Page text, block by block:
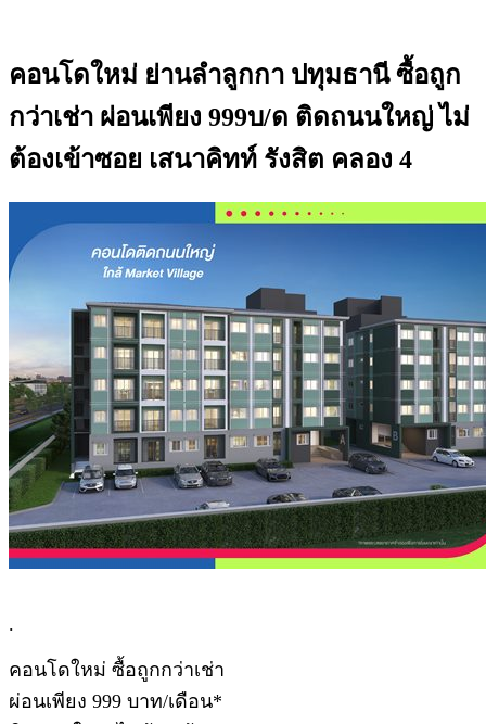
คอนโดใหม่ ย่านลำลูกกา ปทุมธานี ซื้อถูก
กว่าเช่า ผ่อนเพียง 999บ/ด ติดถนนใหญ่ ไม่
ต้องเข้าซอย เสนาคิทท์ รังสิต คลอง 4
.
คอนโดใหม่ ซื้อถูกกว่าเช่า
ผ่อนเพียง 999 บาท/เดือน*